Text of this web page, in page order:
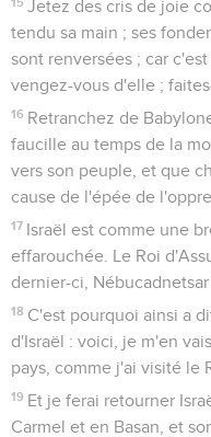
Jetez des cris de joie
tendu sa main ; ses
sont renversées ; car
vengez-vous d'elle ;
16 Retranchez de
faucille au temps de la
vers son peuple, et que
cause de l'épée de
17 Israël est comme une
effarouchée. Le Roi
dernier-ci,
18 C'est pourquoi ainsi a
d'Israël : voici, je m'en
pays, comme j'ai visité le
19 Et je ferai retourner
Carmel et en Basan, et